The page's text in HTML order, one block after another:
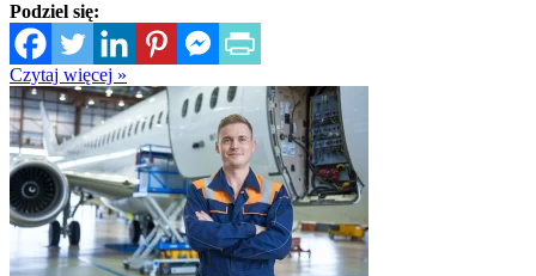
Podziel się:
Czytaj więcej »